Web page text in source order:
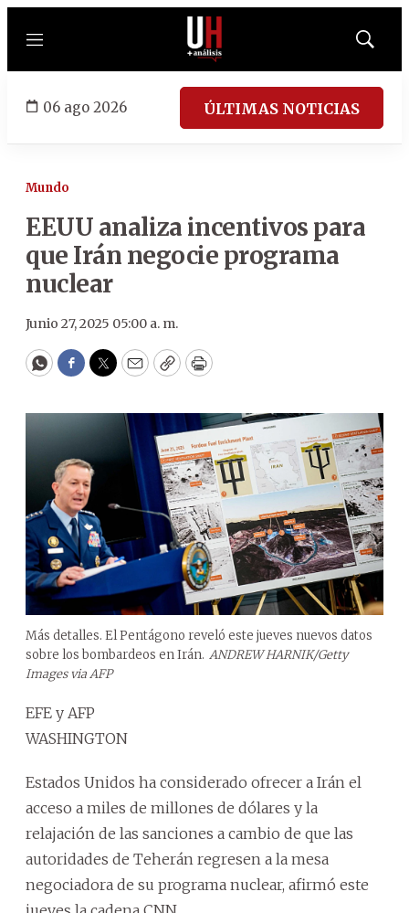
Menú
Mostrar
06 ago 2026 ÚLTIMAS NOTICIAS
Mundo
EEUU analiza incentivos para
que Irán negocie programa
nuclear
Junio 27, 2025 05:00 a. m.
WhatsApp
Facebook
Twitter
EmailCopyPrint
Más detalles. El Pentágono reveló este jueves nuevos datos
sobre los bombardeos en Irán. ANDREW HARNIK/Getty
Images via AFP
EFE y AFP
WASHINGTON
Estados Unidos ha considerado ofrecer a Irán el
acceso a miles de millones de dólares y la
relajación de las sanciones a cambio de que las
autoridades de Teherán regresen a la mesa
negociadora de su programa nuclear, afirmó este